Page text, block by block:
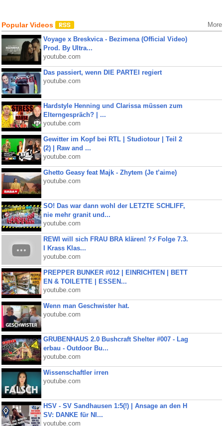
Popular Videos More
Voyage x Breskvica - Bezimena (Official Video)
Prod. By Ultra...
youtube.com
Das passiert, wenn DIE PARTEI regiert
youtube.com
Hardstyle Henning und Clarissa müssen zum
Elterngespräch? | ...
youtube.com
Gewitter im Kopf bei RTL | Studiotour | Teil 2
(2) | Raw and ...
youtube.com
Ghetto Geasy feat Majk - Zhytem (Je t’aime)
youtube.com
SO! Das war dann wohl der LETZTE SCHLIFF,
nie mehr granit und...
youtube.com
REWI will sich FRAU BRA klären! ?⚡️ Folge 7.3.
I Krass Klas...
youtube.com
PREPPER BUNKER #012 | EINRICHTEN | BETT
EN & TOILETTE | ESSEN...
youtube.com
Wenn man Geschwister hat.
youtube.com
GRUBENHAUS 2.0 Bushcraft Shelter #007 - Lag
erbau - Outdoor Bu...
youtube.com
Wissenschaftler irren
youtube.com
HSV - SV Sandhausen 1:5(!) | Ansage an den H
SV: DANKE für NI...
youtube.com